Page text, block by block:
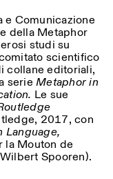
e Comunicazione
della Metaphor
studi su
scientifico
collane editoriali,
serie Metaphor in
Le sue
2017, con
Language,
la Mouton de
Spooren).